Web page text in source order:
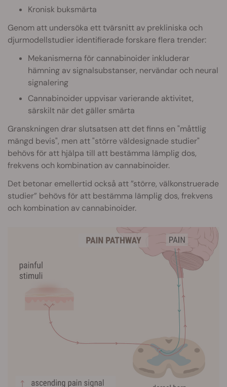
Kronisk buksmärta
Genom att undersöka ett tvärsnitt av prekliniska och
djurmodellstudier identifierade forskare flera trender:
Mekanismerna för cannabinoider inkluderar
hämning av signalsubstanser, nervändar och neural
signalering
Cannabinoider uppvisar varierande aktivitet,
särskilt när det gäller smärta
Granskningen drar slutsatsen att det finns en "måttlig
mängd bevis", men att "större väldesignade studier"
behövs för att hjälpa till att bestämma lämplig dos,
frekvens och kombination av cannabinoider.
Det betonar emellertid också att ”större, välkonstruerade
studier” behövs för att bestämma lämplig dos, frekvens
och kombination av cannabinoider.